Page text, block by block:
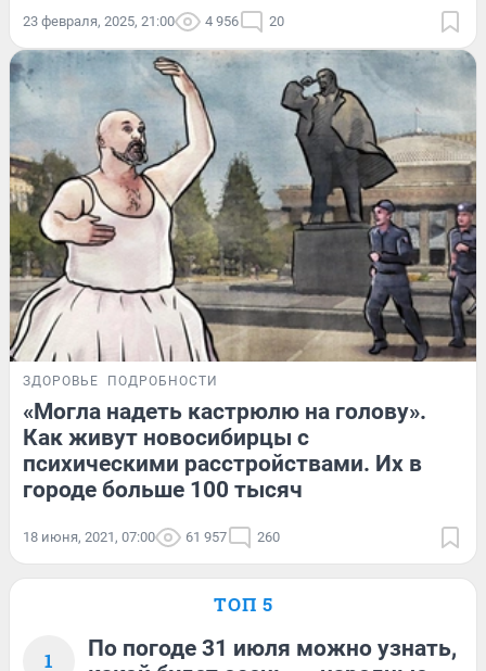
23 февраля, 2025, 21:00 4 956 20
ЗДОРОВЬЕ ПОДРОБНОСТИ
«Могла надеть кастрюлю на голову».
Как живут новосибирцы с
психическими расстройствами. Их в
городе больше 100 тысяч
18 июня, 2021, 07:00 61 957 260
ТОП 5
1
По погоде 31 июля можно узнать,